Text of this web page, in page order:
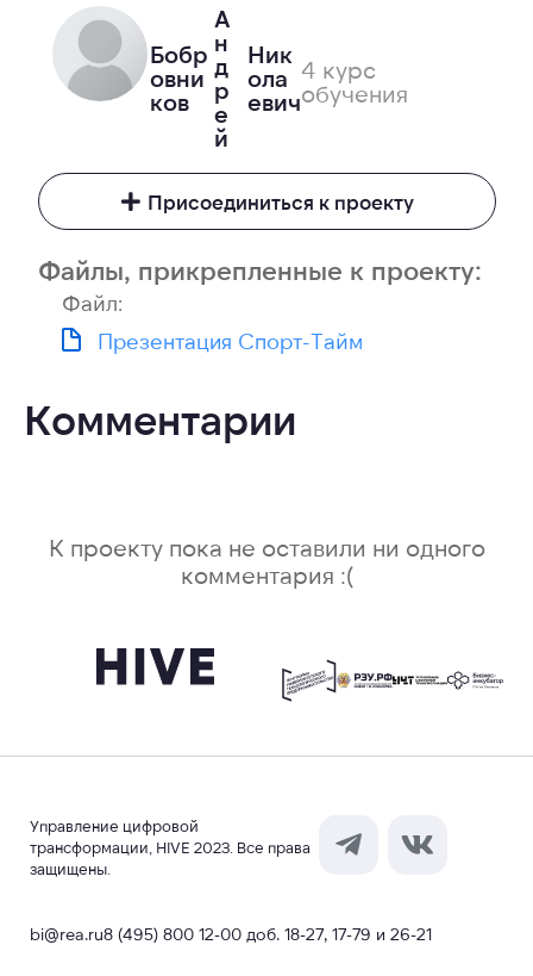
Бобр
овни
ков
А
н
д
р
е
й
Ник
ола
евич
4 курс
обучения
Присоединиться к проекту
Файлы, прикрепленные к проекту:
Файл:
Презентация Спорт-Тайм
Комментарии
К проекту пока не оставили ни одного
комментария :(
Управление цифровой
трансформации, HIVE 2023. Все права
защищены.
bi@rea.ru8 (495) 800 12-00 доб. 18-27, 17-79 и 26-21